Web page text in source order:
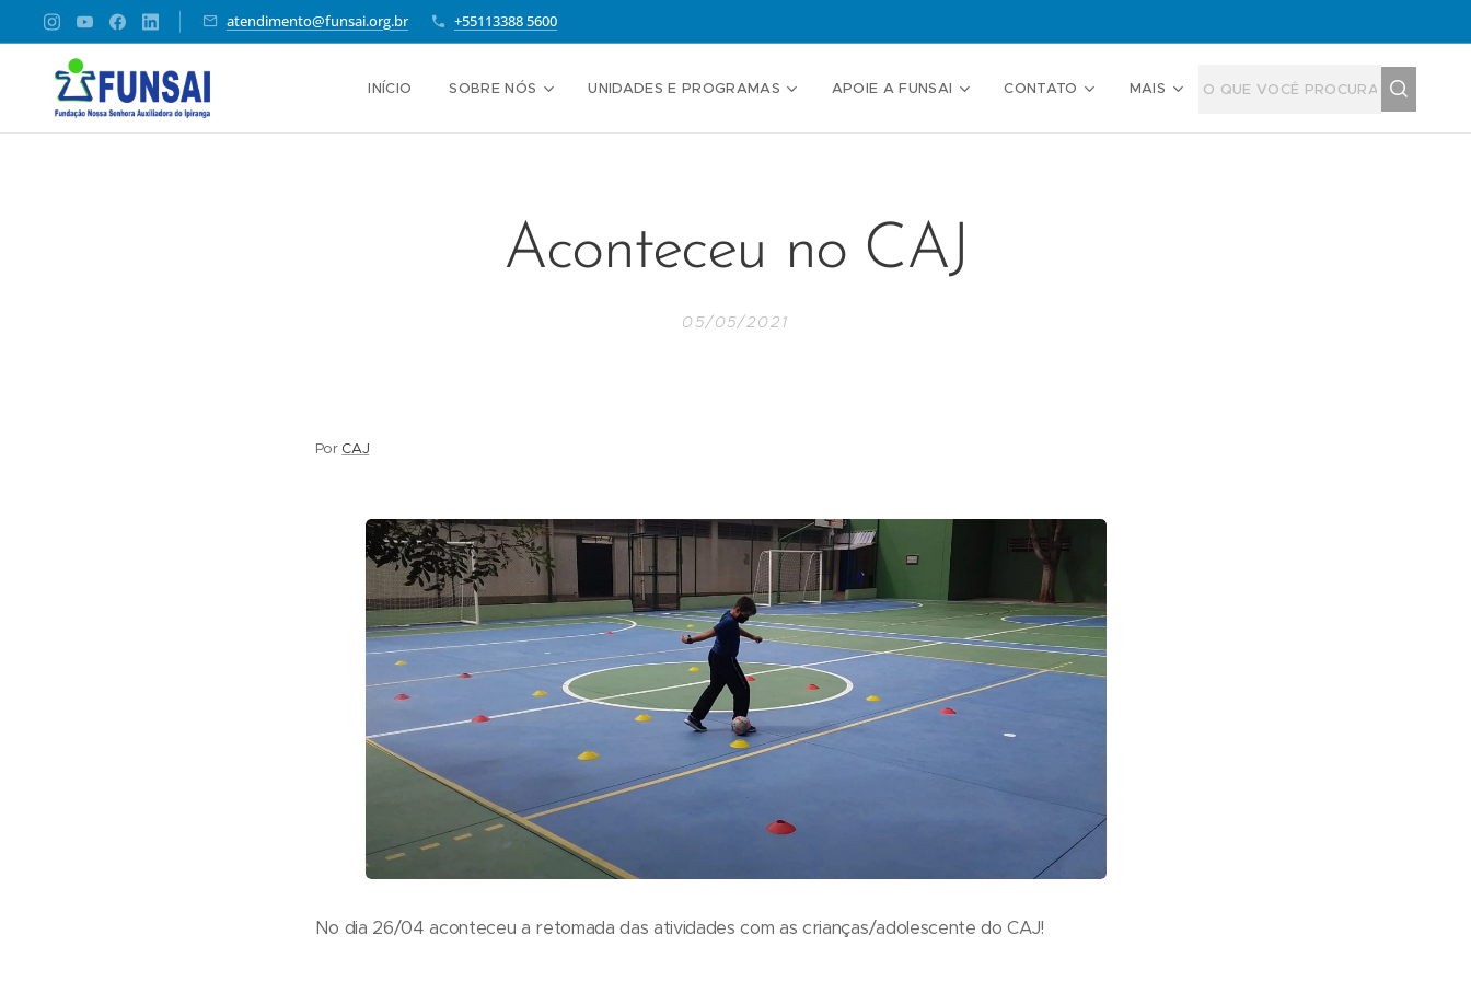
atendimento@funsai.org.br +55113388 5600
INÍCIO SOBRE NÓS UNIDADES E PROGRAMAS APOIE A FUNSAI CONTATO MAIS
Aconteceu no CAJ
05/05/2021
Por CAJ
No dia 26/04 aconteceu a retomada das atividades com as crianças/adolescente do CAJ!